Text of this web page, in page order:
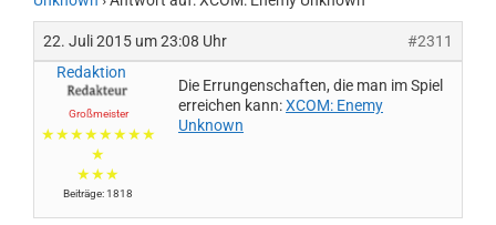
22. Juli 2015 um 23:08 Uhr
#2311
Redaktion
Großmeister
★★★★★★★★
★
★★★
Beiträge: 1818
Die Errungenschaften, die man im Spiel
erreichen kann:XCOM: Enemy
Unknown